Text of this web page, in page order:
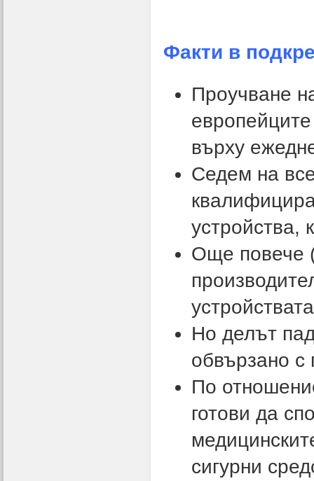
Факти в
Проучване
върху
Седем на
устройства,
Още повече
Но делът
обвързано с
По
готови да
сигурни